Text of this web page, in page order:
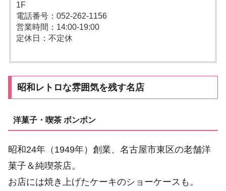
1F
電話番号：052-262-1156
営業時間：14:00-19:00
定休日：不定休
昭和レトロな雰囲気を残す名店
洋菓子・喫茶 ボンボン
昭和24年（1949年）創業、名古屋市東区の老舗洋
菓子＆純喫茶店。
お店には焼き上げたケーキのショーケースも。